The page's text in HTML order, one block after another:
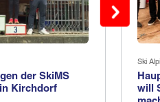
der SkiMS
Kirchdorf
Ski
will